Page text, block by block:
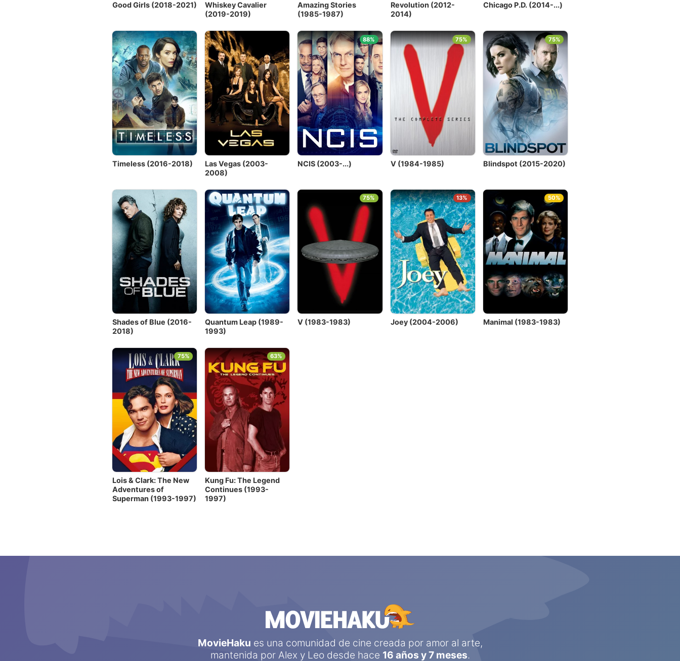
Good Girls (2018-2021)
Whiskey Cavalier
(2019-2019)
Amazing Stories
(1985-1987)
Revolution (2012-
2014)
Chicago P.D. (2014-...)
Timeless (2016-2018)
Las Vegas (2003-
2008)
NCIS (2003-...)
88%
V (1984-1985)
75%
Blindspot (2015-2020)
75%
Shades of Blue (2016-
2018)
Quantum Leap (1989-
1993)
V (1983-1983)
75%
Joey (2004-2006)
13%
Manimal (1983-1983)
50%
Lois & Clark: The New
Adventures of
Superman (1993-1997)
75%
Kung Fu: The Legend
Continues (1993-
1997)
63%
MovieHaku es una comunidad de cine creada por amor al arte,
mantenida por Alex y Leodesde hace 16 años y 7 meses.